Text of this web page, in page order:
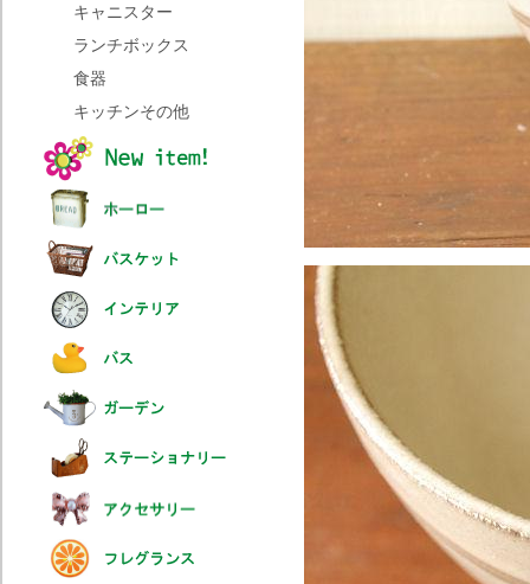
キャニスター
ランチボックス
食器
キッチンその他